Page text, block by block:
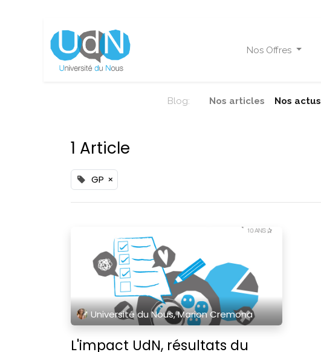
Nos Offres
Blog: Nos articles Nos actus
1 Article
GP ×
Université du Nous, Marion Cremona
L'impact UdN, résultats du